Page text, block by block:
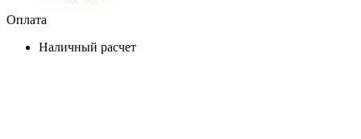
Оплата
Наличный расчет